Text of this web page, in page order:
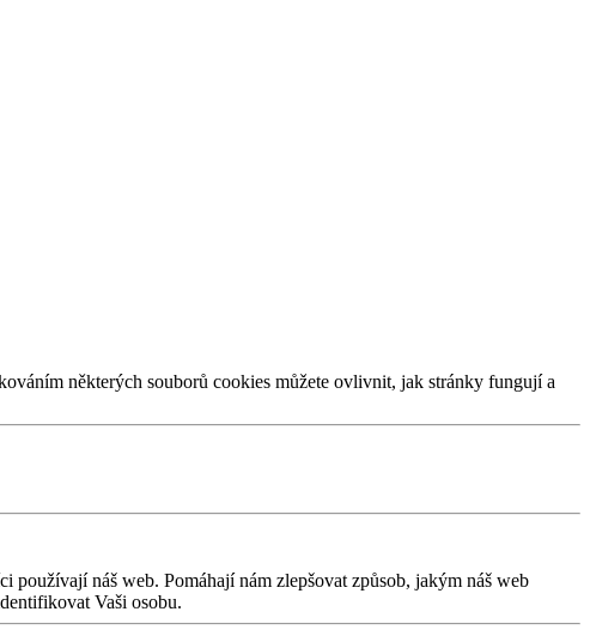
některých souborů cookies můžete ovlivnit, jak stránky fungují a
používají náš web. Pomáhají nám zlepšovat způsob, jakým náš web
Vaši osobu.